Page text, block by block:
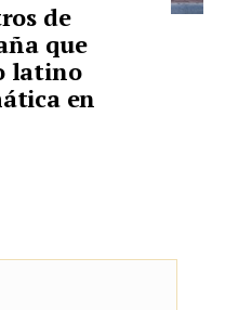
de
que
latino
en